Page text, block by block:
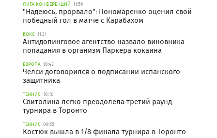
ЛИГА КОНФЕРЕНЦИЙ 11:59
"Надеюсь, прорвало": Пономаренко оценил свой
победный гол в матче с Карабахом
БОКС 11:31
Антидопинговое агентство назвало виновника
попадания в организм Паркера кокаина
ЕВРОПА 10:43
Челси договорился о подписании испанского
защитника
ТЕННИС 10:10
Свитолина легко преодолела третий раунд
турнира в Торонто
ТЕННИС 09:55
Костюк вышла в 1/8 финала турнира в Торонто